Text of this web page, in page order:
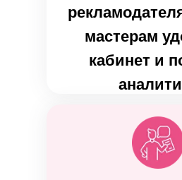
мастерам
кабинет и